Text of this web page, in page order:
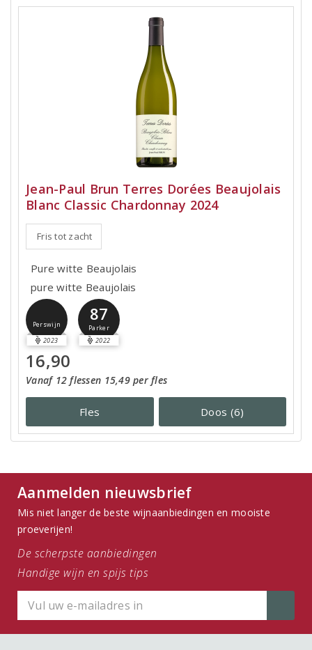
Jean-Paul Brun Terres Dorées Beaujolais
Blanc Classic Chardonnay 2024
Fris tot zacht
Pure witte Beaujolais
pure witte Beaujolais
Perswijn
2023
87
Parker
2022
16,90
Vanaf 12 flessen 15,49 per fles
Fles Doos (6)
Aanmelden nieuwsbrief
Mis niet langer de beste wijnaanbiedingen en mooiste
proeverijen!
De scherpste aanbiedingen
Handige wijn en spijs tips